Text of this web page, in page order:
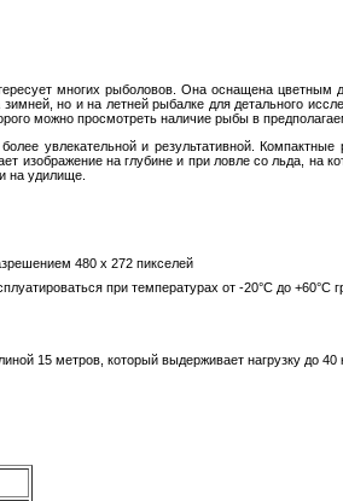
многих рыболовов. Она оснащена цветным
но и на летней рыбалке для детального
можно просмотреть наличие рыбы в
увлекательной и результативной.
изображение на глубине и при ловле со льда, на
на удилище.
480 х 272 пикселей
при температурах от -20°С до +60°С
15 метров, который выдерживает нагрузку до 40